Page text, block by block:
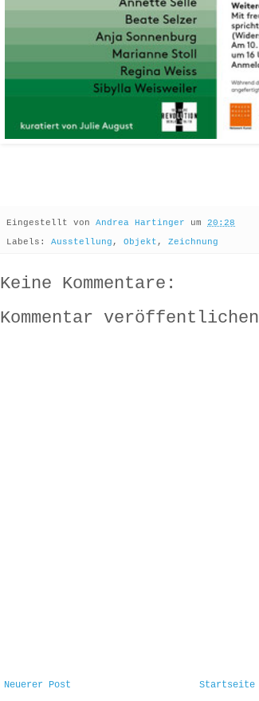
Eingestellt von Andrea Hartinger um 20:28
Labels: Ausstellung , Objekt , Zeichnung
Keine Kommentare:
Kommentar veröffentlichen
Neuerer Post Startseite